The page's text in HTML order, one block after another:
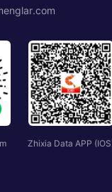
战拆解
Shopee选品工具｜
亚就是你的提款机
Zhixia Data APP